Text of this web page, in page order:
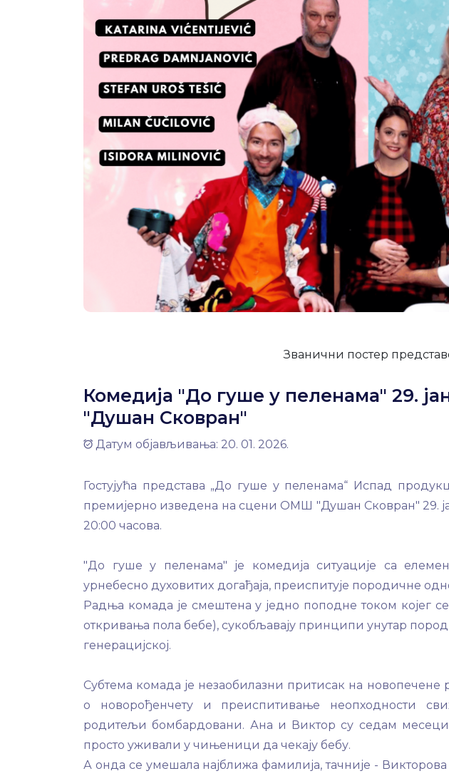
Званични постер
Комедија "До гуше у пеленама" 29.
"Душан Сковран"
Датум објављивања: 20. 01. 2026.
Гостујућа представа „До гуше у пеленама“ Испад
премијерно изведена на сцени ОМШ "Душан Сковран" 29.
20:00 часова.
"До гуше у пеленама" је комедија ситуације са
урнебесно духовитих догађаја, преиспитује породичне
Радња комада је смештена у једно поподне током којег
откривања пола бебе), сукобљавају принципи унутар
генерацијској.
Субтема комада је незаобилазни притисак на
о новорођенчету и преиспитивање неопходности
родитељи бомбардовани. Ана и Виктор су седам месеци
просто уживали у чињеници да чекају бебу.
А онда се умешала најближа фамилија, тачније -